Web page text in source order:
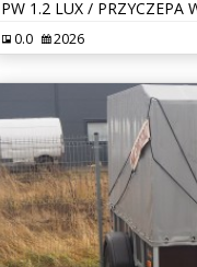
0.0 2026